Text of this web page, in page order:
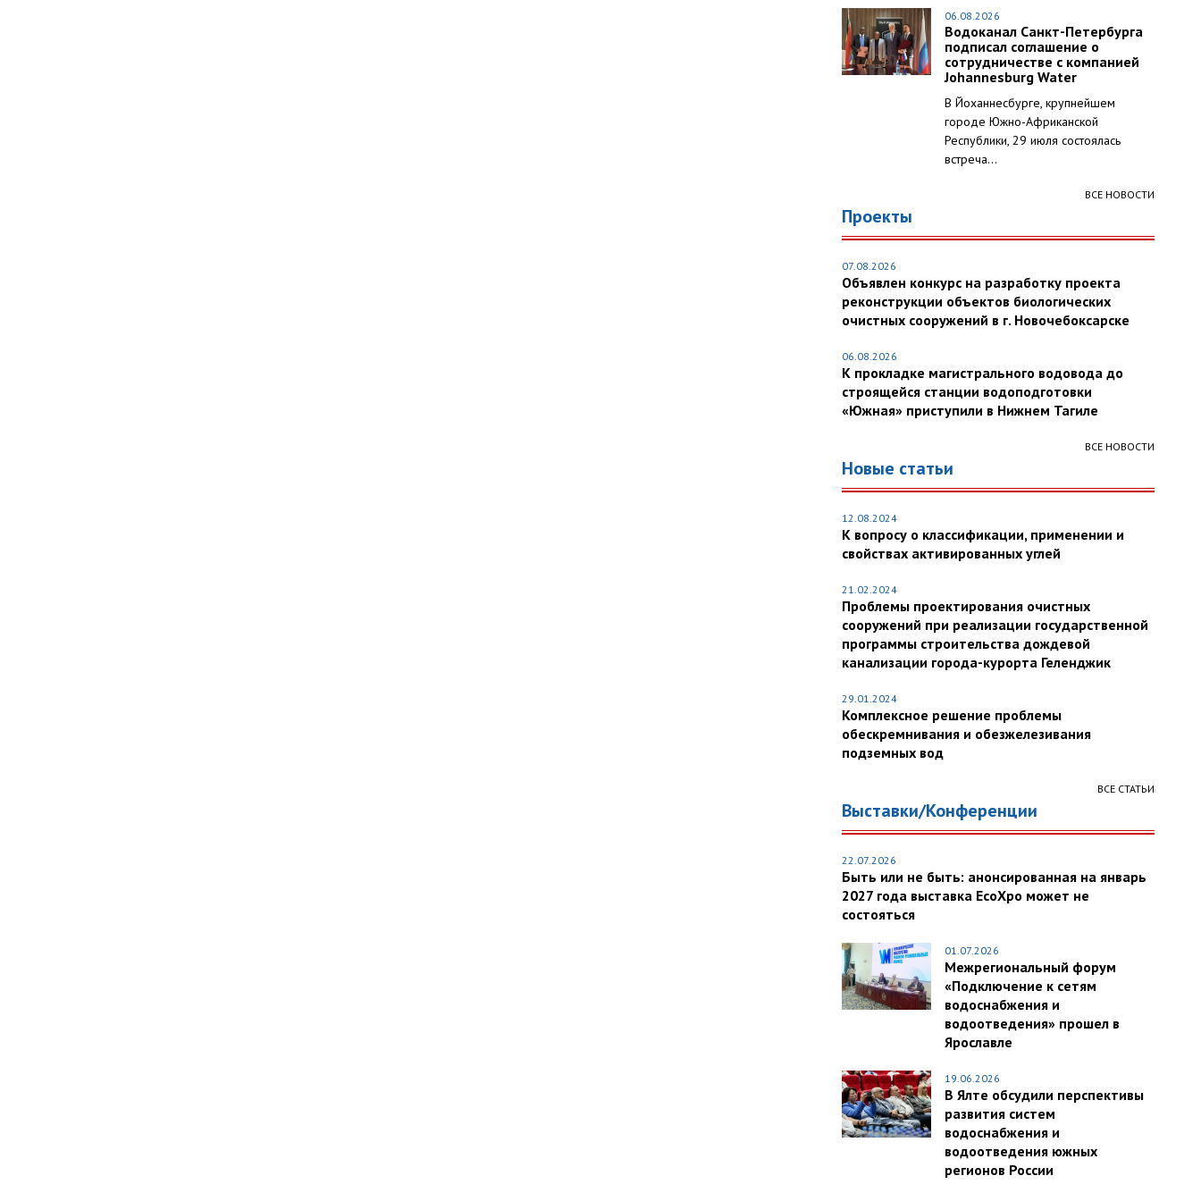
06.08.2026
Водоканал Санкт-Петербурга
подписал соглашение о
сотрудничестве с компанией
Johannesburg Water
В Йоханнесбурге, крупнейшем
городе Южно-Африканской
Республики, 29 июля состоялась
встреча...
ВСЕ НОВОСТИ
Проекты
07.08.2026
Объявлен конкурс на разработку проекта
реконструкции объектов биологических
очистных сооружений в г. Новочебоксарске
06.08.2026
К прокладке магистрального водовода до
строящейся станции водоподготовки
«Южная» приступили в Нижнем Тагиле
ВСЕ НОВОСТИ
Новые статьи
12.08.2024
К вопросу о классификации, применении и
свойствах активированных углей
21.02.2024
Проблемы проектирования очистных
сооружений при реализации государственной
программы строительства дождевой
канализации города-курорта Геленджик
29.01.2024
Комплексное решение проблемы
обескремнивания и обезжелезивания
подземных вод
ВСЕ СТАТЬИ
Выставки/Конференции
22.07.2026
Быть или не быть: анонсированная на январь
2027 года выставка EcoXpo может не
состояться
01.07.2026
Межрегиональный форум
«Подключение к сетям
водоснабжения и
водоотведения» прошел в
Ярославле
19.06.2026
В Ялте обсудили перспективы
развития систем
водоснабжения и
водоотведения южных
регионов России